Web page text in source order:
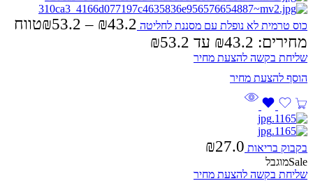
כוס טרמית לא נופלת עם מסננת לחליטה ₪43.2
–
₪53.2
טווח
מחירים: ⁦₪43.2⁩ עד ⁦₪53.2⁩
שליחת בקשה להצעת מחיר
בקבוק בריאות ₪27.0
Saleמוגבל
שליחת בקשה להצעת מחיר